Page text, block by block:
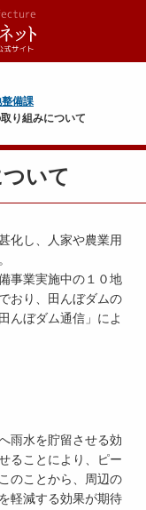
備課
り組みについて
いて
化し、人家や農業用
事業実施中の１０地
おり、田んぼダムの
んぼダム通信」によ
雨水を貯留させる効
ることにより、ピー
のことから、周辺の
軽減する効果が期待